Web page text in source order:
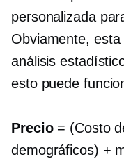
personalizada
Obviamente,
análisis
esto puede
Precio= (Costo
demográficos) +